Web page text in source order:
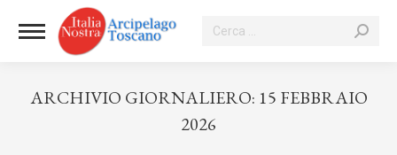
Cerca:
ARCHIVIO GIORNALIERO: 15 FEBBRAIO
2026